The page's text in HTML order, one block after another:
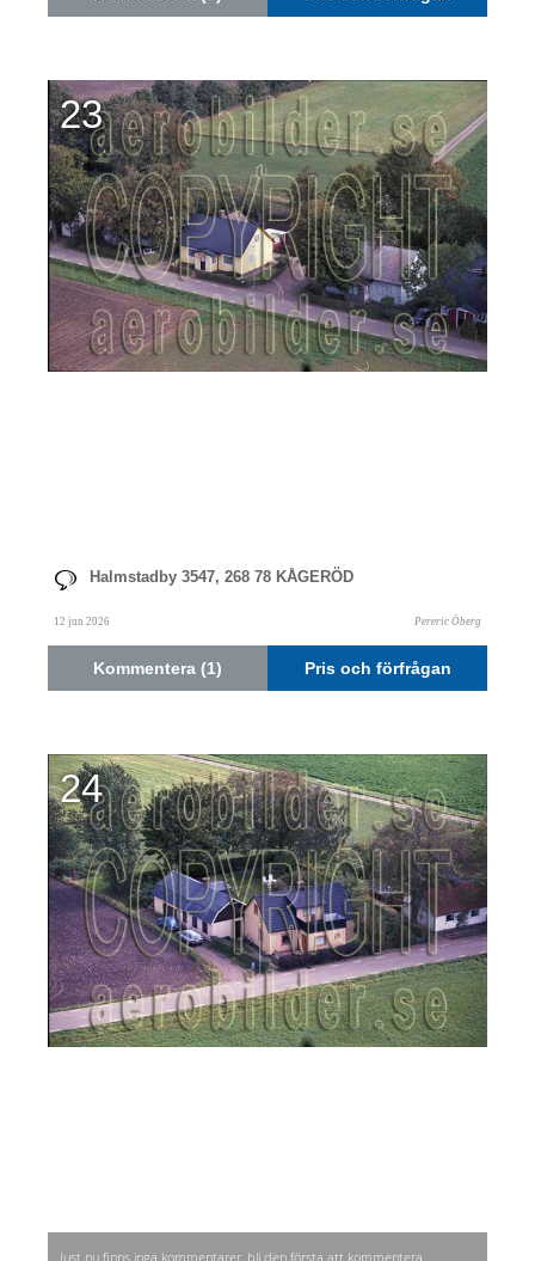
23
Halmstadby 3547, 268 78 KÅGERÖD
12 jun 2026 Pereric Öberg
Kommentera (1) Pris och förfrågan
24
Just nu finns inga kommentarer, bli den första att kommentera.